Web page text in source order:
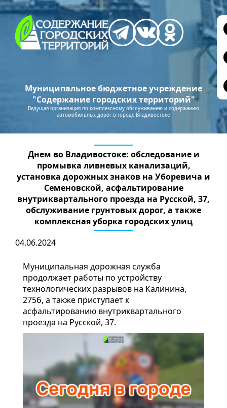
Муниципальное бюджетное учреждение
"Содержание городских территорий"
Ведущая организация по комплексному обслуживанию и содержанию
автомобильных дорог в городе Владивостоке
Днем во Владивостоке: обследование и
промывка ливневых канализаций,
установка дорожных знаков на Уборевича и
Семеновской, асфальтирование
внутриквартального проезда на Русской, 37,
обслуживание грунтовых дорог, а также
комплексная уборка городских улиц
04.06.2024
Муниципальная дорожная служба
продолжает работы по устройству
технологических разрывов на Калинина,
275б, а также приступает к
асфальтированию внутриквартального
проезда на Русской, 37.